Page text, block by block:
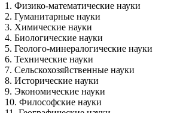
1. Физико-математические науки
2. Гуманитарные науки
3. Химические науки
4. Биологические науки
5. Геолого-минералогические науки
6. Технические науки
7. Сельскохозяйственные науки
8. Исторические науки
9. Экономические науки
10. Философские науки